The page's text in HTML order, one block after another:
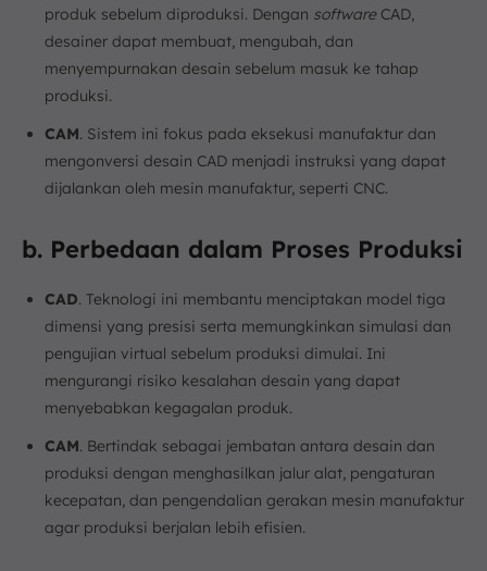
produk sebelum diproduksi. Dengan softwareCAD,
desainer dapat membuat, mengubah, dan
menyempurnakan desain sebelum masuk ke tahap
produksi.
CAM. Sistem ini fokus pada eksekusi manufaktur dan
mengonversi desain CAD menjadi instruksi yang dapat
dijalankan oleh mesin manufaktur, seperti CNC.
b. Perbedaan dalam Proses Produksi
CAD. Teknologi ini membantu menciptakan model tiga
dimensi yang presisi serta memungkinkan simulasi dan
pengujian virtual sebelum produksi dimulai. Ini
mengurangi risiko kesalahan desain yang dapat
menyebabkan kegagalan produk.
CAM. Bertindak sebagai jembatan antara desain dan
produksi dengan menghasilkan jalur alat, pengaturan
kecepatan, dan pengendalian gerakan mesin manufaktur
agar produksi berjalan lebih efisien.